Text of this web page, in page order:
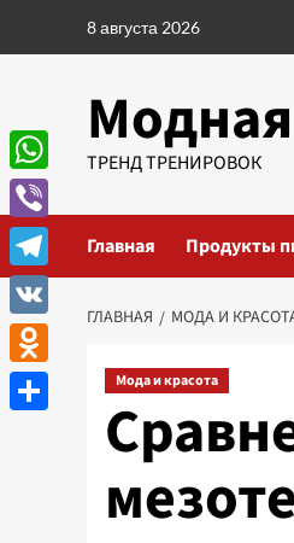
8 августа 2026
ТРЕНД ТРЕНИРОВОК
Главная Продукты
ГЛАВНАЯ МОДА И
Мода и красота
WhatsApp
Viber
Telegram
VK
Odnoklassniki